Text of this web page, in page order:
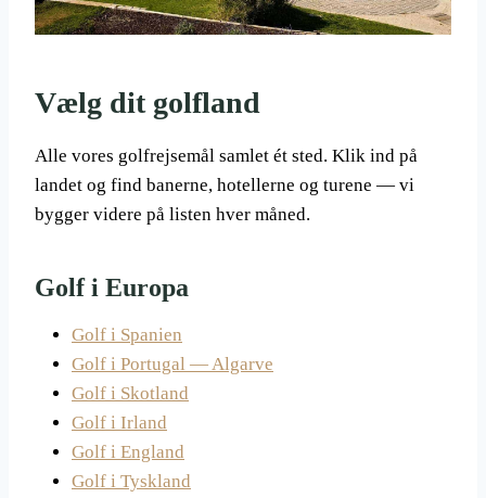
Vælg dit golfland
Alle vores golfrejsemål samlet ét sted. Klik ind på
landet og find banerne, hotellerne og turene — vi
bygger videre på listen hver måned.
Golf i Europa
Golf i Spanien
Golf i Portugal — Algarve
Golf i Skotland
Golf i Irland
Golf i England
Golf i Tyskland